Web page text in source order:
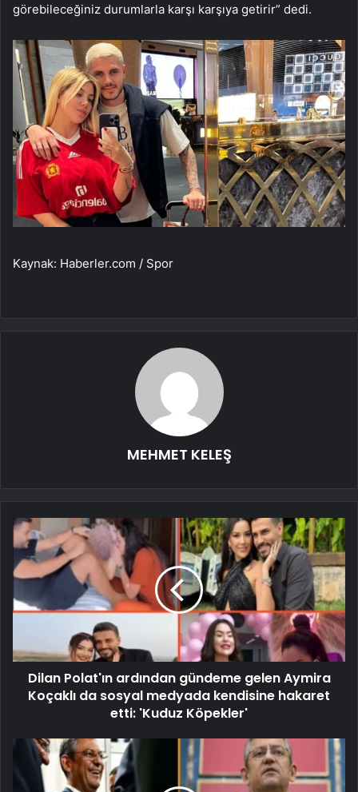
görebileceğiniz durumlarla karşı karşıya getirir” dedi.
Kaynak: Haberler.com / Spor
MEHMET KELEŞ
Dilan Polat'ın ardından gündeme gelen Aymira
Koçaklı da sosyal medyada kendisine hakaret
etti: 'Kuduz Köpekler'